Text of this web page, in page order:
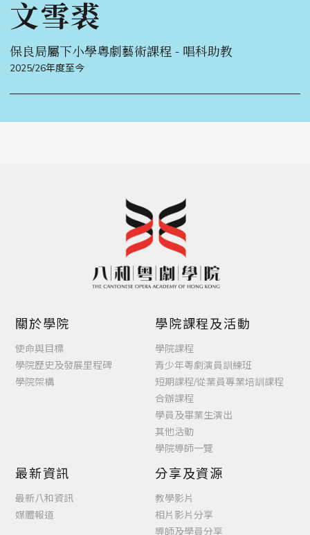
文雪裘
保良局屬下小學粵劇藝術課程 - 唱科助教
2025/26年度至今
關於學院
使命與目標
學院歷史及發展里程碑
學院架構
學院課程及活動
學院課程
青少年粵劇演員訓練班
短期課程/從業員專業培訓課程
合辦課程
學員及畢業生演出
其他活動
學院導師一覽
最新資訊
最新八和資訊
媒體報道
分享及資源
教學影片
相片影片分享
導師及學員分享